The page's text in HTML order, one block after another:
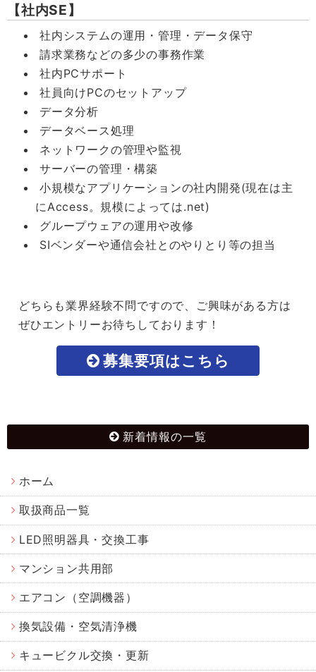
【社内SE】
社内システムの運用・管理・データ保守
請求業務などの多少の事務作業
社内PCサポート
社員向けPCのセットアップ
データ分析
データベース処理
ネットワークの管理や監視
サーバーの管理・構築
小規模なアプリケーションの社内開発(現在は主
にAccess。規模によっては.net)
グループウェアの運用や改修
SIベンダーや通信会社とのやりとり等の担当
どちらも業界経験不問ですので、ご興味がある方は
ぜひエントリーお待ちしております！
募集要項はこちら
新着情報の一覧
ホーム
取扱商品一覧
LED照明器具・交換工事
マンション共用部
エアコン（空調機器）
換気設備・空気清浄機
キュービクル交換・更新